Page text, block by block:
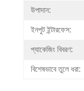
উপাদান:
ইনপুট ইন্টারফেস:
প্যাকেজিং বিবরণ:
বিশেষভাবে তুলে ধরা: